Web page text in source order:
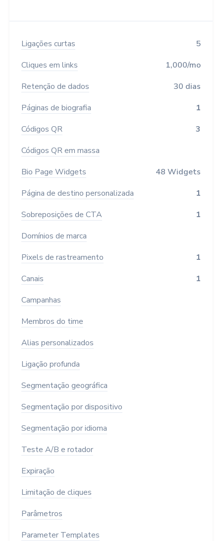
Ligações curtas
5
Cliques em links
1,000/mo
Retenção de dados
30 dias
Páginas de biografia
1
Códigos QR
3
Códigos QR em massa
Bio Page Widgets
48 Widgets
Página de destino personalizada
1
Sobreposições de CTA
1
Domínios de marca
Pixels de rastreamento
1
Canais
1
Campanhas
Membros do time
Alias personalizados
Ligação profunda
Segmentação geográfica
Segmentação por dispositivo
Segmentação por idioma
Teste A/B e rotador
Expiração
Limitação de cliques
Parâmetros
Parameter Templates